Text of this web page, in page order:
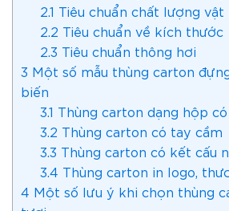
2.1 Tiêu chuẩn chất lượng vật
2.2 Tiêu chuẩn về kích thước
2.3 Tiêu chuẩn thông hơi
3 Một số mẫu thùng carton
biến
3.1 Thùng carton dạng hộp
3.2 Thùng carton có tay cầm
3.3 Thùng carton có kết cấu
3.4 Thùng carton in logo,
4 Một số lưu ý khi chọn thùng